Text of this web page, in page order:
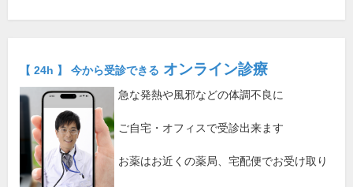
【 24h 】 今から受診できる オンライン診療
急な発熱や風邪などの体調不良に
ご自宅・オフィスで受診出来ます
お薬はお近くの薬局、宅配便でお受け取り